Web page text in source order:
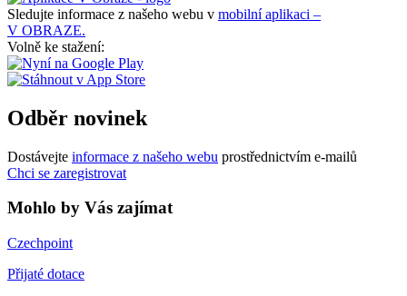
Sledujte informace z našeho webu v mobilní aplikaci –
V OBRAZE.
Volně ke stažení:
Odběr novinek
Dostávejte informace z našeho webu prostřednictvím e-mailů
Chci se zaregistrovat
Mohlo by Vás zajímat
Czechpoint
Přijaté dotace